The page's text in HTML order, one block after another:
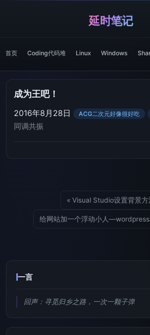
延时笔记
首页 Coding代码堆 Linux Windows
成为王吧！
2016年8月28日 ACG二次元好像很好吃
同调共振
« Visual Studio设置背景方
给网站加一个浮动小人—wordpress
一言
回声：寻觅归乡之路，一次一颗子弹